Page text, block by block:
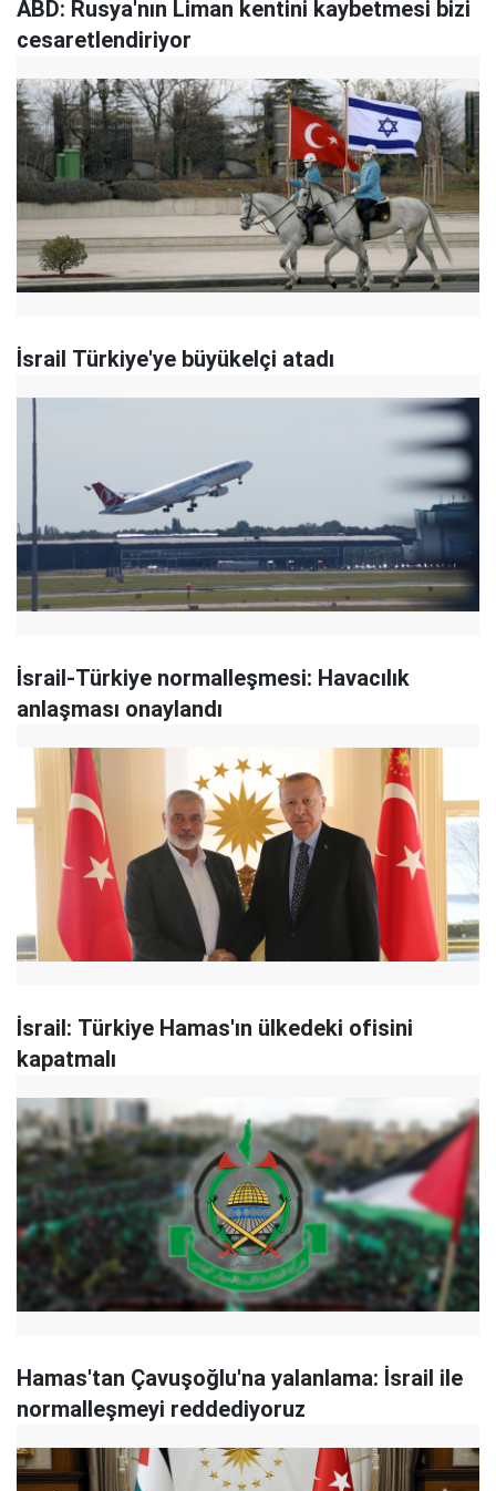
ABD: Rusya'nın Liman kentini kaybetmesi bizi
cesaretlendiriyor
İsrail Türkiye'ye büyükelçi atadı
İsrail-Türkiye normalleşmesi: Havacılık
anlaşması onaylandı
İsrail: Türkiye Hamas'ın ülkedeki ofisini
kapatmalı
Hamas'tan Çavuşoğlu'na yalanlama: İsrail ile
normalleşmeyi reddediyoruz